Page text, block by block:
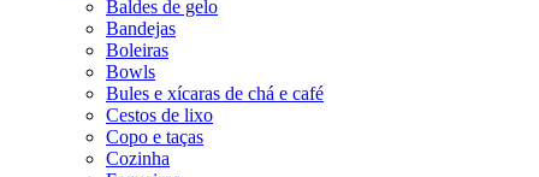
Baldes de gelo
Bandejas
Boleiras
Bowls
Bules e xícaras de chá e café
Cestos de lixo
Copo e taças
Cozinha